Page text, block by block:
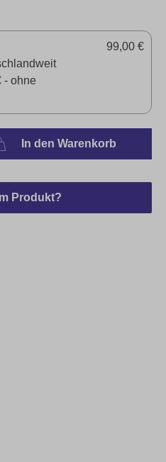
- ohne
99,00 €
In den Warenkorb
Produkt?